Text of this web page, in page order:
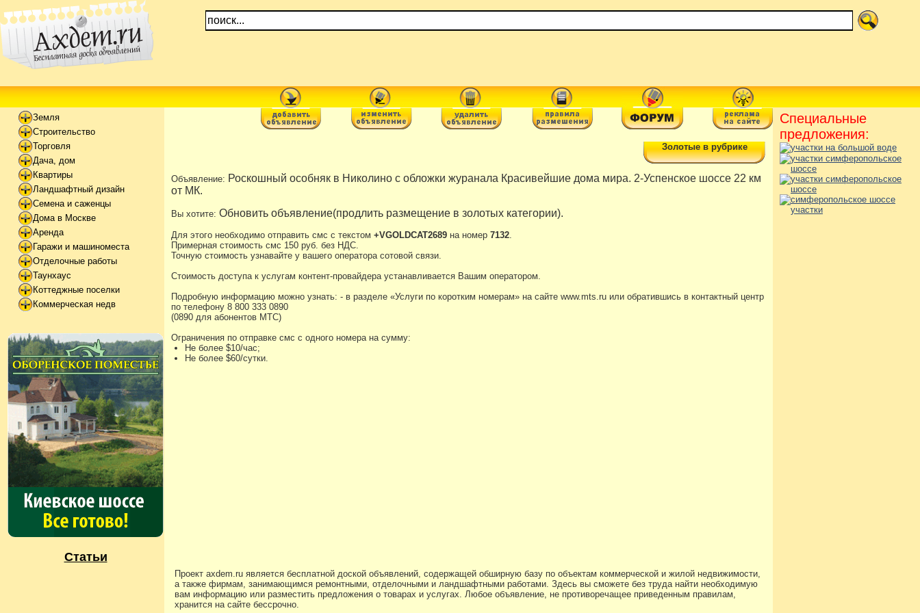
Земля
Строительство
Торговля
Дача, дом
Квартиры
Ландшафтный дизайн
Семена и саженцы
Дома в Москве
Аренда
Гаражи и машиноместа
Отделочные работы
Таунхаус
Коттеджные поселки
Коммерческая недв
Статьи
Золотые в рубрике
Объявление: Роскошный особняк в Николино с обложки журанала Красивейшие дома мира. 2-Успенское шоссе 22 км
от МК.
Вы хотите: Обновить объявление(продлить размещение в золотых категории).
Для этого необходимо отправить смс с текстом +VGOLDCAT2689 на номер 7132.
Примерная стоимость смс 150 руб. без НДС.
Точную стоимость узнавайте у вашего оператора сотовой связи.
Стоимость доступа к услугам контент-провайдера устанавливается Вашим оператором.
Подробную информацию можно узнать: - в разделе «Услуги по коротким номерам» на сайте www.mts.ru или обратившись в контактный центр
по телефону 8 800 333 0890
(0890 для абонентов МТС)
Ограничения по отправке смс с одного номера на сумму:
Не более $10/час;
Не более $60/сутки.
Специальные
предложения:
Проект axdem.ru является бесплатной доской объявлений, содержащей обширную базу по объектам коммерческой и жилой недвижимости,
а также фирмам, занимающимся ремонтными, отделочными и ландшафтными работами. Здесь вы сможете без труда найти необходимую
вам информацию или разместить предложения о товарах и услугах. Любое объявление, не противоречащее приведенным правилам,
хранится на сайте бессрочно.